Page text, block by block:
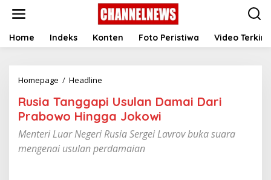
t
Home Indeks Konten Foto Peristiwa Video Terkini
Homepage / Headline
s
i
a
T
a
Rusia Tanggapi Usulan Damai Dari
Prabowo Hingga Jokowi
Menteri Luar Negeri Rusia Sergei Lavrov buka suara
mengenai usulan perdamaian